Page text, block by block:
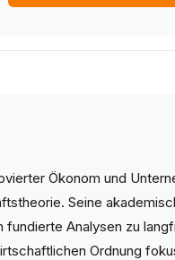
Ökonom und
Seine
fundierte Analysen zu
Ordnung